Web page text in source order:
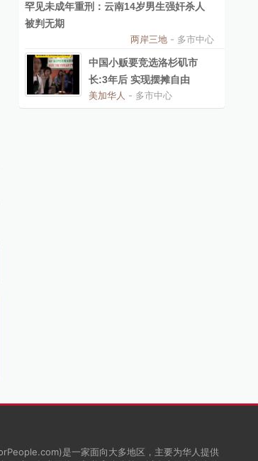
罕见未成年重刑：云南14岁男生强奸杀人
被判无期
两岸三地 - 多市中心
中国小贩要竞选洛杉矶市
长:3年后 实现摆摊自由
美加华人 - 多市中心
是一家面向大多地区，主要为华人提供